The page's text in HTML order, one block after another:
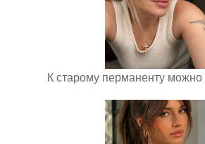
К старому перманенту можно